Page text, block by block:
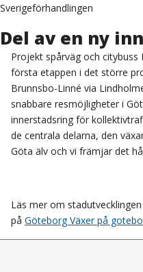
Sverigeförhandlingen
Del av en ny
Projekt spårväg och
första etappen i det större
Brunnsbo-Linné via
snabbare resmöjligheter i
innerstadsring för
de centrala delarna, den
Göta älv och vi främjar det
Läs mer om
på Göteborg Växer på